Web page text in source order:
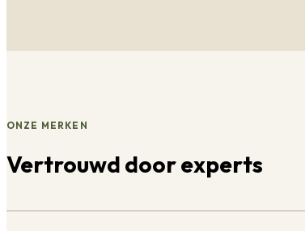
ONZE MERKEN
Vertrouwd door experts